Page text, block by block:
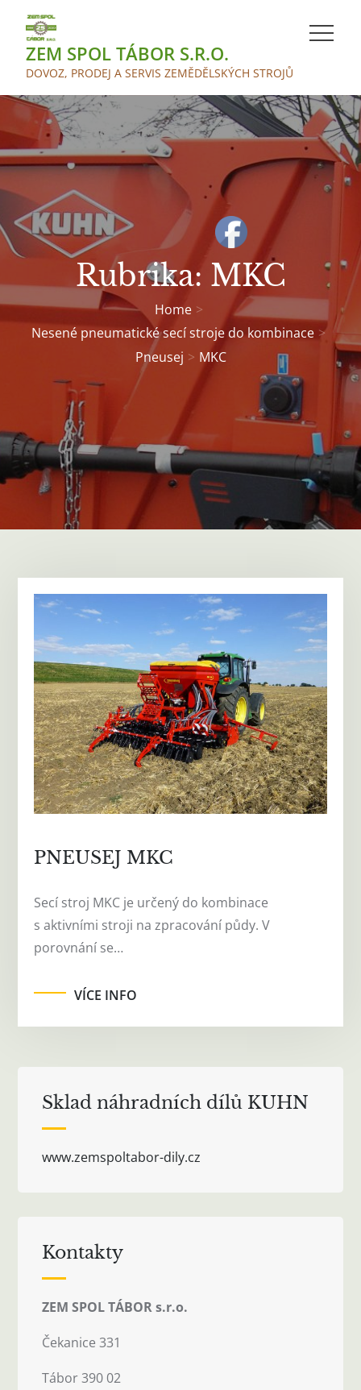
contentZEM SPOL TÁBOR S.R.O.
DOVOZ, PRODEJ A SERVIS ZEMĚDĚLSKÝCH STROJŮ
Rubrika: MKC
Home
Nesené pneumatické secí stroje do kombinace
Pneusej
MKC
PNEUSEJ MKC
Secí stroj MKC je určený do kombinace
s aktivními stroji na zpracování půdy. V
porovnání se…
VÍCE INFO
Sklad náhradních dílů KUHN
www.zemspoltabor-dily.cz
Kontakty
ZEM SPOL TÁBOR s.r.o.
Čekanice 331
Tábor 390 02